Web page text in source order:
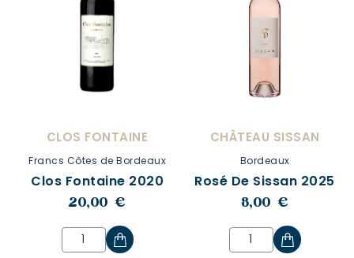
CLOS FONTAINE
Francs Côtes de Bordeaux
Clos Fontaine 2020
20,00 €
CHÂTEAU SISSAN
Bordeaux
Rosé De Sissan 2025
8,00 €